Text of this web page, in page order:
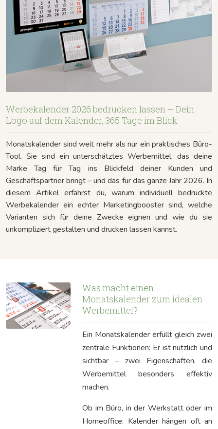
Werbekalender 2026 bedrucken lassen – Dein
Logo auf dem Kalender, 365 Tage im Blick
Monatskalender sind weit mehr als nur ein praktisches Büro-
Tool. Sie sind ein unterschätztes Werbemittel, das deine
Marke Tag für Tag ins Blickfeld deiner Kunden und
Geschäftspartner bringt – und das für das ganze Jahr 2026. In
diesem Artikel erfährst du, warum individuell bedruckte
Werbekalender ein echter Marketingbooster sind, welche
Varianten sich für deine Zwecke eignen und wie du sie
unkompliziert gestalten und drucken lassen kannst.
Was macht einen
Monatskalender zum idealen
Werbemittel?
Ein Monatskalender erfüllt gleich zwei
zentrale Funktionen: Er ist nützlich und
sichtbar – zwei Eigenschaften, die
Werbemittel besonders effektiv
machen.
Ob im Büro, in der Werkstatt oder im
Homeoffice: Kalender hängen oft an